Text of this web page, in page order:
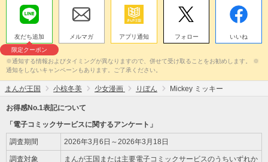
友だち追加
限定クーポン
メルマガ アプリ通知 フォロー いいね
※通知する情報およびタイミングが異なりますので、併せて受け取ることをお勧めします。 ※
通知をしないキャンペーンもあります。ご了承ください。
まんが王国 小椋冬美 少女漫画 りぼん Mickey ミッキー
お得感No.1表記について
「電子コミックサービスに関するアンケート」
調査期間 2026年3月6日～2026年3月18日
調査対象 まんが王国または主要電子コミックサービスのうちいずれか